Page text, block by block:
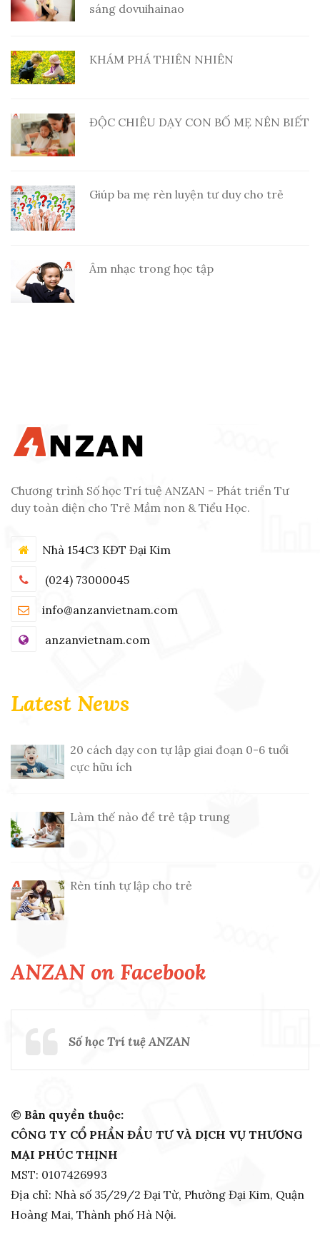
sáng dovuihainao
KHÁM PHÁ THIÊN NHIÊN
ĐỘC CHIÊU DẠY CON BỐ MẸ NÊN BIẾT
Giúp ba mẹ rèn luyện tư duy cho trẻ
Âm nhạc trong học tập
Chương trình Số học Trí tuệ ANZAN - Phát triển Tư
duy toàn diện cho Trẻ Mầm non & Tiểu Học.
Nhà 154C3 KĐT Đại Kim
(024) 73000045
info@anzanvietnam.com
anzanvietnam.com
Latest News
20 cách dạy con tự lập giai đoạn 0-6 tuổi
cực hữu ích
Làm thế nào để trẻ tập trung
Rèn tính tự lập cho trẻ
ANZAN on Facebook
Số học Trí tuệ ANZAN
© Bản quyền thuộc:
CÔNG TY CỔ PHẦN ĐẦU TƯ VÀ DỊCH VỤ THƯƠNG
MẠI PHÚC THỊNH
MST: 0107426993
Địa chỉ: Nhà số 35/29/2 Đại Từ, Phường Đại Kim, Quận
Hoàng Mai, Thành phố Hà Nội.